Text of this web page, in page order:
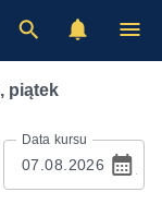
, piątek
Data kursu